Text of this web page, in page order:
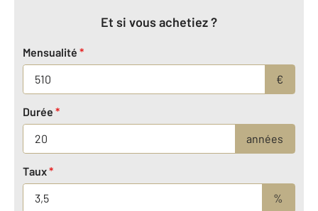
Et si vous achetiez ?
Mensualité *
€
Durée *
années
Taux*
%